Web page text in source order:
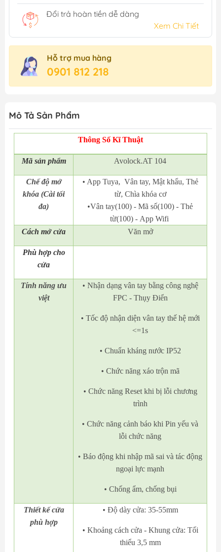
Đổi trả hoàn tiền dễ dàng
Xem Chi Tiết
Hỗ trợ mua hàng
0901 812 218
Mô Tả Sản Phẩm
Thông Số Kĩ Thuật
Mã sản phẩm Avolock.AT 104
Chế độ mở
khóa (Cài tối
đa)
• App Tuya, Vân tay, Mật khẩu, Thẻ
từ, Chìa khóa cơ
•Vân tay(100) - Mã số(100) - Thẻ
từ(100) - App Wifi
Cách mở cửa
Văn mở
Phù hợp cho
cửa
Tính năng ưu
việt
• Nhận dạng vân tay bằng công nghệ
FPC - Thụy Điển
• Tốc độ nhận diện vân tay thế hệ mới
<=1s
• Chuẩn kháng nước IP52
• Chức năng xáo trộn mã
• Chức năng Reset khi bị lỗi chương
trình
• Chức năng cảnh báo khi Pin yếu và
lỗi chức năng
• Báo động khi nhập mã sai và tác động
ngoại lực mạnh
• Chống ẩm, chống bụi
Thiết kế cửa
phù hợp
• Độ dày cửa: 35-55mm
• Khoảng cách cửa - Khung cửa: Tối
thiểu 3,5 mm